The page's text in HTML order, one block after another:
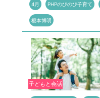
4月 PHPのびのび子育て
榎本博明
子どもと会話